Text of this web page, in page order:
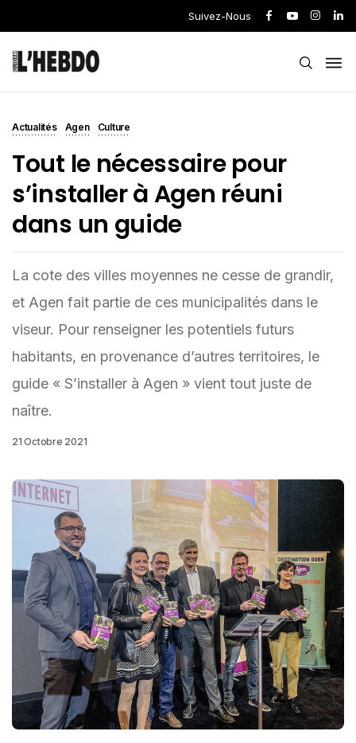
Suivez-Nous
Actualités Agen Culture
Tout le nécessaire pour
s’installer à Agen réuni
dans un guide
La cote des villes moyennes ne cesse de grandir,
et Agen fait partie de ces municipalités dans le
viseur. Pour renseigner les potentiels futurs
habitants, en provenance d’autres territoires, le
guide « S’installer à Agen » vient tout juste de
naître.
21 Octobre 2021